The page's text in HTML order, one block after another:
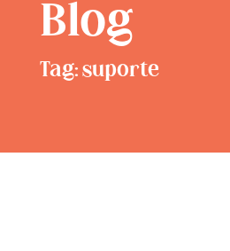
Blog
Tag: suporte